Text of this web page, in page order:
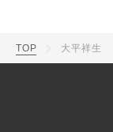
TOP 大平祥生